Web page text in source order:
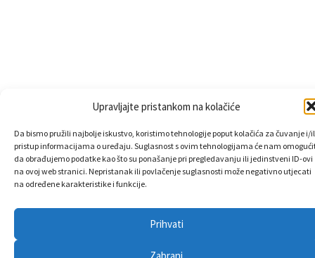
Upravljajte pristankom na kolačiće
Da bismo pružili najbolje iskustvo, koristimo tehnologije poput kolačića za čuvanje i/
pristup informacijama o uređaju. Suglasnost s ovim tehnologijama će nam
da obrađujemo podatke kao što su ponašanje pri pregledavanju ili jedinstveni ID-ovi
na ovoj web stranici. Nepristanak ili povlačenje suglasnosti može negativno utjecati
na određene karakteristike i funkcije.
Prihvati
Zabrani